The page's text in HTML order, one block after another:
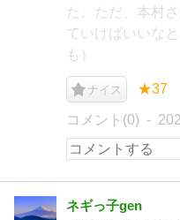
た。ただ、本村
ていけばいいな
も）
ナイス ★37
コメント(0)
ネギっ子gen